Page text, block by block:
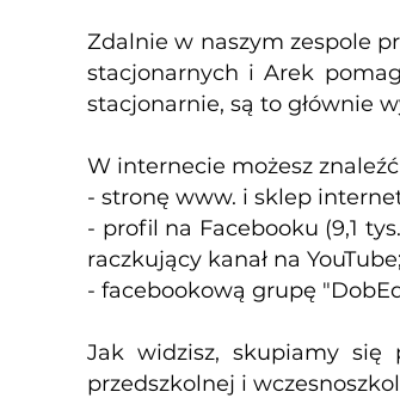
Zdalnie w naszym zespole
stacjonarnych i Arek
stacjonarnie, są to głównie
W internecie możesz
- stronę www. i sklep
- profil na Facebooku (9,1
raczkujący kanał na YouTube;
- facebookową grupę
Jak widzisz, skupiamy się
przedszkolnej i